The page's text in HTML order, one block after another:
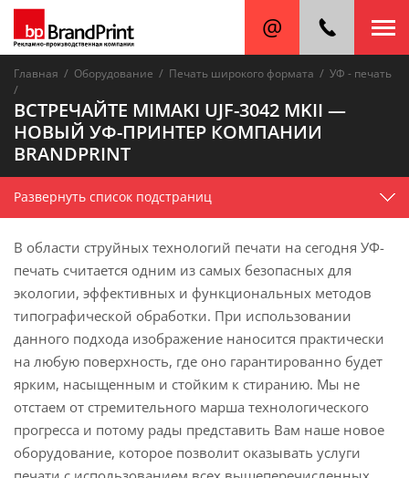
Главная / Оборудование / Печать широкого формата / УФ - печать
/
ВСТРЕЧАЙТЕ MIMAKI UJF-3042 MKII —
НОВЫЙ УФ-ПРИНТЕР КОМПАНИИ
BRANDPRINT
Развернуть список подстраниц
В области струйных технологий печати на сегодня УФ-
печать считается одним из самых безопасных для
экологии, эффективных и функциональных методов
типографической обработки. При использовании
данного подхода изображение наносится практически
на любую поверхность, где оно гарантированно будет
ярким, насыщенным и стойким к стиранию. Мы не
отстаем от стремительного марша технологического
прогресса и потому рады представить Вам наше новое
оборудование, которое позволит оказывать услуги